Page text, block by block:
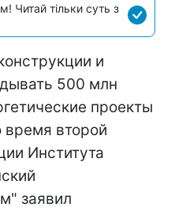
Читай тільки суть з
и
500 млн
проекты
время второй
Института
заявил